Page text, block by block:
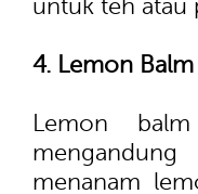
untuk teh atau
4. Lemon Balm
Lemon
menanam